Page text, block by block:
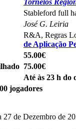
Torneios
Stableford full
José G. Leiria
R&A, Regras
de Aplicação
55.00€
75.00€
Até às 23 h do
jogadores
27 de Dezembro de